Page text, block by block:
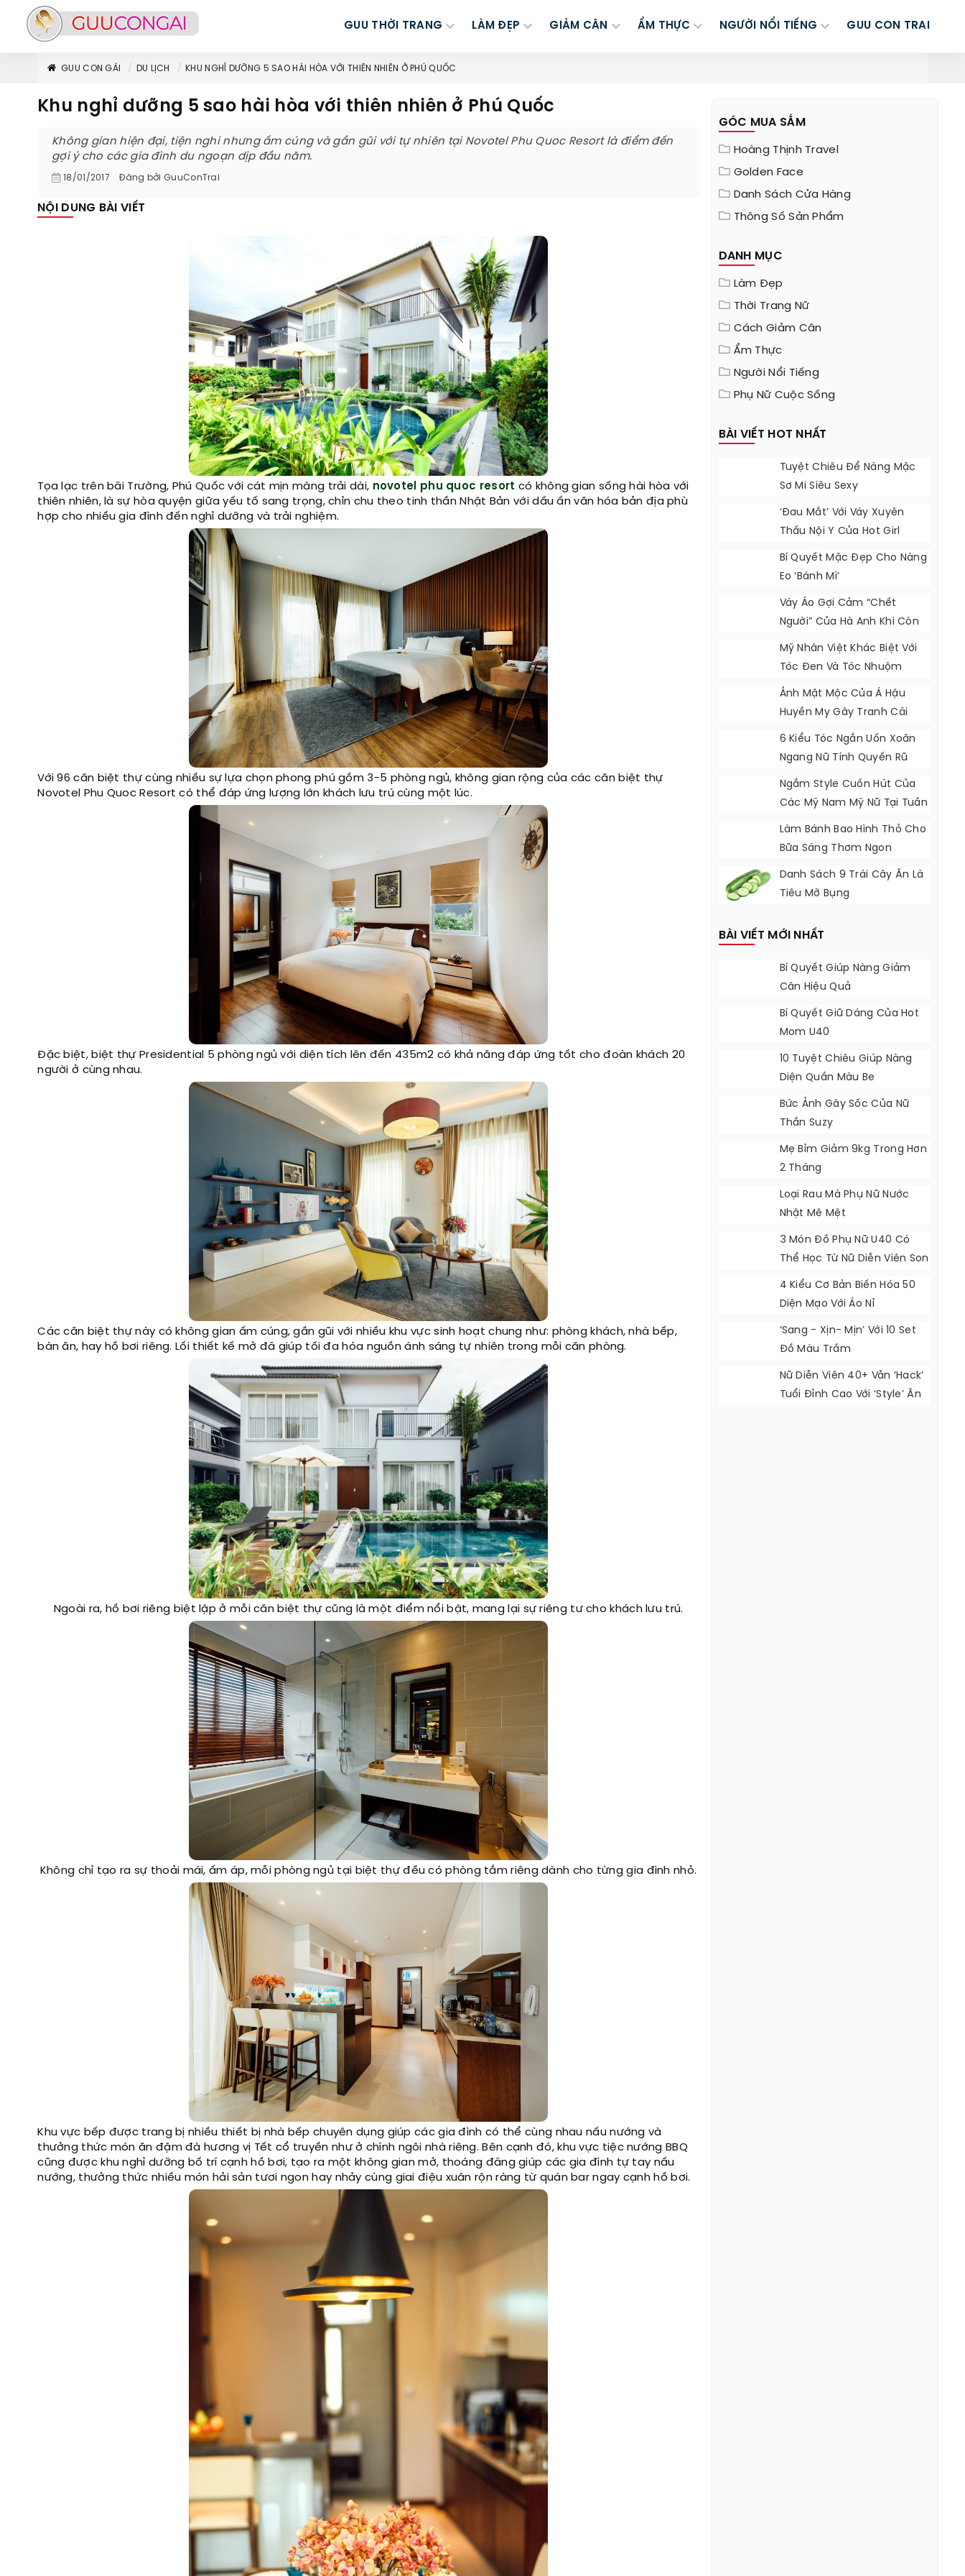
GUU THỜI TRANG LÀM ĐẸP GIẢM CÂN ẨM THỰC NGƯỜI NỔI TIẾNG GUU CON TRAI
GUU CON GÁI DU LỊCH KHU NGHỈ DƯỠNG 5 SAO HÀI HÒA VỚI THIÊN NHIÊN Ở PHÚ QUỐC
Khu nghỉ dưỡng 5 sao hài hòa với thiên nhiên ở Phú Quốc
Không gian hiện đại, tiện nghi nhưng ấm cúng và gần gũi với tự nhiên tại Novotel Phu Quoc Resort là điểm đến
gợi ý cho các gia đình du ngoạn dịp đầu năm.
18/01/2017 Đăng bởi GuuConTrai
NỘI DUNG BÀI VIẾT
Tọa lạc trên bãi Trường, Phú Quốc với cát mịn màng trải dài, novotel phu quoc resort có không gian sống hài hòa với
thiên nhiên, là sự hòa quyện giữa yếu tố sang trọng, chỉn chu theo tinh thần Nhật Bản với dấu ấn văn hóa bản địa phù
hợp cho nhiều gia đình đến nghỉ dưỡng và trải nghiệm.
Với 96 căn biệt thự cùng nhiều sự lựa chọn phong phú gồm 3-5 phòng ngủ, không gian rộng của các căn biệt thự
Novotel Phu Quoc Resort có thể đáp ứng lượng lớn khách lưu trú cùng một lúc.
Đặc biệt, biệt thự Presidential 5 phòng ngủ với diện tích lên đến 435m2 có khả năng đáp ứng tốt cho đoàn khách 20
người ở cùng nhau.
Các căn biệt thự này có không gian ấm cúng, gần gũi với nhiều khu vực sinh hoạt chung như: phòng khách, nhà bếp,
bàn ăn, hay hồ bơi riêng. Lối thiết kế mở đã giúp tối đa hóa nguồn ánh sáng tự nhiên trong mỗi căn phòng.
Ngoài ra, hồ bơi riêng biệt lập ở mỗi căn biệt thự cũng là một điểm nổi bật, mang lại sự riêng tư cho khách lưu trú.
Không chỉ tạo ra sự thoải mái, ấm áp, mỗi phòng ngủ tại biệt thự đều có phòng tắm riêng dành cho từng gia đình nhỏ.
Khu vực bếp được trang bị nhiều thiết bị nhà bếp chuyên dụng giúp các gia đình có thể cùng nhau nấu nướng và
thưởng thức món ăn đậm đà hương vị Tết cổ truyền như ở chính ngôi nhà riêng. Bên cạnh đó, khu vực tiệc nướng BBQ
cũng được khu nghỉ dưỡng bố trí cạnh hồ bơi, tạo ra một không gian mở, thoáng đãng giúp các gia đình tự tay nấu
nướng, thưởng thức nhiều món hải sản tươi ngon hay nhảy cùng giai điệu xuân rộn ràng từ quán bar ngay cạnh hồ bơi.
GÓC MUA SẮM
Hoàng Thịnh Travel
Golden Face
Danh Sách Cửa Hàng
Thông Số Sản Phẩm
DANH MỤC
Làm Đẹp
Thời Trang Nữ
Cách Giảm Cân
Ẩm Thực
Người Nổi Tiếng
Phụ Nữ Cuộc Sống
BÀI VIẾT HOT NHẤT
Tuyệt Chiêu Để Nàng Mặc
Sơ Mi Siêu Sexy
‘Đau Mắt’ Với Váy Xuyên
Thấu Nội Y Của Hot Girl
Hollywood
Bí Quyết Mặc Đẹp Cho Nàng
Eo ‘bánh Mì’
Váy Áo Gợi Cảm “chết
Người” Của Hà Anh Khi Còn
Độc Thân
Mỹ Nhân Việt Khác Biệt Với
Tóc Đen Và Tóc Nhuộm
Ảnh Mặt Mộc Của Á Hậu
Huyền My Gây Tranh Cãi
6 Kiểu Tóc Ngắn Uốn Xoăn
Ngang Nữ Tính Quyến Rũ
Ngắm Style Cuốn Hút Của
Các Mỹ Nam Mỹ Nữ Tại Tuần
Thời Trang
Làm Bánh Bao Hình Thỏ Cho
Bữa Sáng Thơm Ngon
Danh Sách 9 Trái Cây Ăn Là
Tiêu Mỡ Bụng
BÀI VIẾT MỚI NHẤT
Bí Quyết Giúp Nàng Giảm
Cân Hiệu Quả
Bí Quyết Giữ Dáng Của Hot
Mom U40
10 Tuyệt Chiêu Giúp Nàng
Diện Quần Màu Be
Bức Ảnh Gây Sốc Của Nữ
Thần Suzy
Mẹ Bỉm Giảm 9kg Trong Hơn
2 Tháng
Loại Rau Mà Phụ Nữ Nước
Nhật Mê Mệt
3 Món Đồ Phụ Nữ U40 Có
Thể Học Từ Nữ Diễn Viên Son
Ye Jin
4 Kiểu Cơ Bản Biến Hóa 50
Diện Mạo Với Áo Nỉ
‘Sang - Xịn- Mịn’ Với 10 Set
Đồ Màu Trầm
Nữ Diễn Viên 40+ Vẫn ‘hack’
Tuổi Đỉnh Cao Với ‘style’ Ăn